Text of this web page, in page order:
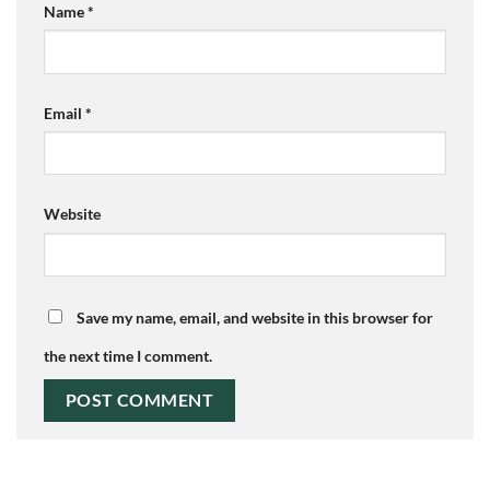
Name*
Email *
Website
Save my name, email, and website in this browser for
the next time I comment.